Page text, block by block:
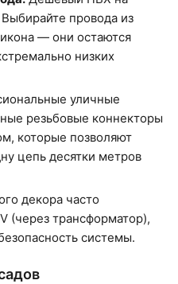
провода из
— они остаются
низких
уличные
резьбовые коннекторы
которые позволяют
цепь десятки метров
декора часто
(через трансформатор),
системы.